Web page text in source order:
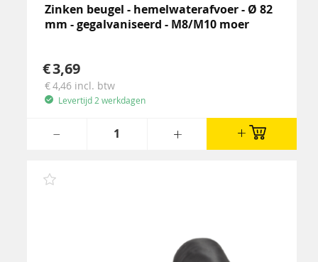
Zinken beugel - hemelwaterafvoer - Ø 82
mm - gegalvaniseerd - M8/M10 moer
3,69
4,46 incl. btw
Levertijd 2 werkdagen